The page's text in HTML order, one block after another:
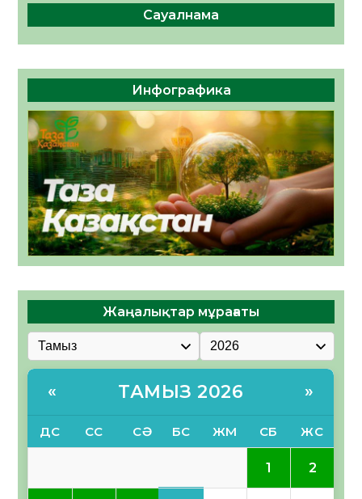
Сауалнама
Инфографика
Жаңалықтар мұрағаты
« ТАМЫЗ 2026 »
ДС СС СӘ БС ЖМ СБ ЖС
1 2